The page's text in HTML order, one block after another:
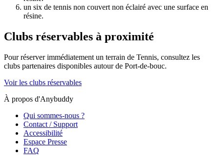
un six de tennis non couvert non éclairé avec une surface en
résine.
Clubs réservables à proximité
Pour réserver immédiatement un terrain de Tennis, consultez les
clubs partenaires disponibles autour de Port-de-bouc.
Voir les clubs réservables
À propos d'Anybuddy
Qui sommes-nous ?
Contact / Support
Accessibilité
Espace Presse
FAQ